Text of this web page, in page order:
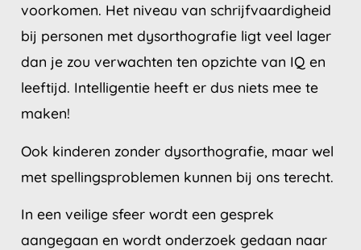
voorkomen. Het niveau van schrijfvaardigheid
bij personen met dysorthografie ligt veel lager
dan je zou verwachten ten opzichte van IQ en
leeftijd. Intelligentie heeft er dus niets mee te
maken!
Ook kinderen zonder dysorthografie, maar wel
met spellingsproblemen kunnen bij ons terecht.
In een veilige sfeer wordt een gesprek
aangegaan en wordt onderzoek gedaan naar